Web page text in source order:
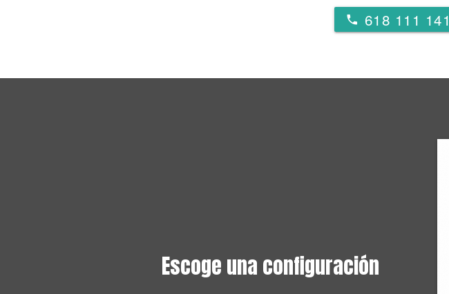
local_phone 618 111 141
Escoge una configuración